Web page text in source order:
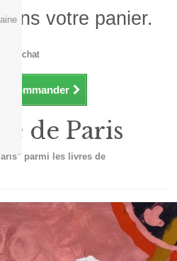
votre panier.
d'achat
Commander
de Paris
parmi les livres de